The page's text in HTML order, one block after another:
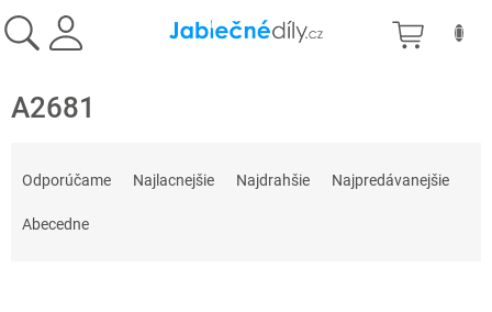
na
obsah
A2681
Odporúčame Najlacnejšie Najdrahšie Najpredávanejšie
Abecedne